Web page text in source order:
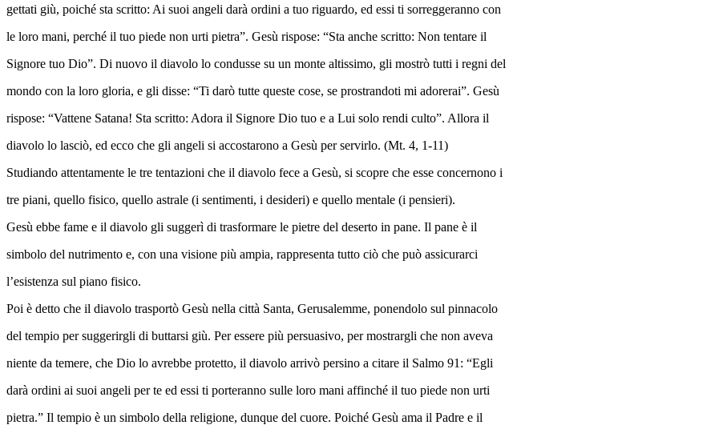
gettati giù, poiché sta scritto: Ai suoi angeli darà ordini a tuo riguardo, ed essi ti sorreggeranno con
le loro mani, perché il tuo piede non urti pietra”. Gesù rispose: “Sta anche scritto: Non tentare il
Signore tuo Dio”. Di nuovo il diavolo lo condusse su un monte altissimo, gli mostrò tutti i regni del
mondo con la loro gloria, e gli disse: “Ti darò tutte queste cose, se prostrandoti mi adorerai”. Gesù
rispose: “Vattene Satana! Sta scritto: Adora il Signore Dio tuo e a Lui solo rendi culto”. Allora il
diavolo lo lasciò, ed ecco che gli angeli si accostarono a Gesù per servirlo. (Mt. 4, 1-11)
Studiando attentamente le tre tentazioni che il diavolo fece a Gesù, si scopre che esse concernono i
tre piani, quello fisico, quello astrale (i sentimenti, i desideri) e quello mentale (i pensieri).
Gesù ebbe fame e il diavolo gli suggerì di trasformare le pietre del deserto in pane. Il pane è il
simbolo del nutrimento e, con una visione più ampia, rappresenta tutto ciò che può assicurarci
l’esistenza sul piano fisico.
Poi è detto che il diavolo trasportò Gesù nella città Santa, Gerusalemme, ponendolo sul pinnacolo
del tempio per suggerirgli di buttarsi giù. Per essere più persuasivo, per mostrargli che non aveva
niente da temere, che Dio lo avrebbe protetto, il diavolo arrivò persino a citare il Salmo 91: “Egli
darà ordini ai suoi angeli per te ed essi ti porteranno sulle loro mani affinché il tuo piede non urti
pietra.” Il tempio è un simbolo della religione, dunque del cuore. Poiché Gesù ama il Padre e il